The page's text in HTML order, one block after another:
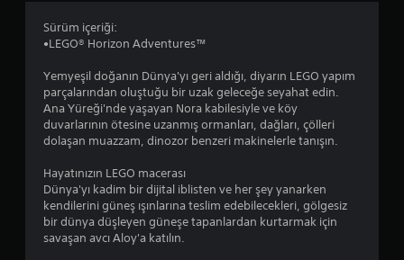
3
6
ı
d
Sürüm içeriği:
•LEGO® Horizon Adventures™
Yemyeşil doğanın Dünya'yı geri aldığı, diyarın LEGO yapım
parçalarından oluştuğu bir uzak geleceğe seyahat edin.
Ana Yüreği'nde yaşayan Nora kabilesiyle ve köy
duvarlarının ötesine uzanmış ormanları, dağları, çölleri
dolaşan muazzam, dinozor benzeri makinelerle tanışın.
Hayatınızın LEGO macerası
Dünya'yı kadim bir dijital iblisten ve her şey yanarken
kendilerini güneş ışınlarına teslim edebilecekleri, gölgesiz
bir dünya düşleyen güneşe tapanlardan kurtarmak için
savaşan avcı Aloy'a katılın.